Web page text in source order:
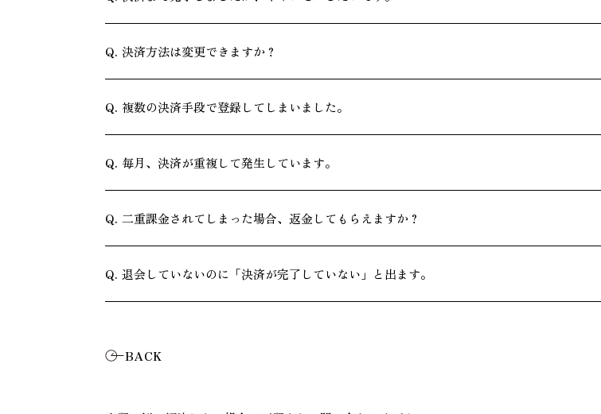
決済方法は変更できますか？
複数の決済手段で登録してしまいました。
毎月、決済が重複して発生しています。
二重課金されてしまった場合、返金してもらえますか？
退会していないのに「決済が完了していない」と出ます。
BACK